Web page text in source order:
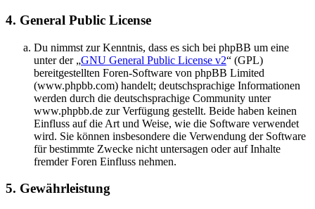
4. General Public License
Du nimmst zur Kenntnis, dass es sich bei phpBB um eine
unter der „GNU General Public License v2“ (GPL)
bereitgestellten Foren-Software von phpBB Limited
(www.phpbb.com) handelt; deutschsprachige Informationen
werden durch die deutschsprachige Community unter
www.phpbb.de zur Verfügung gestellt. Beide haben keinen
Einfluss auf die Art und Weise, wie die Software verwendet
wird. Sie können insbesondere die Verwendung der Software
für bestimmte Zwecke nicht untersagen oder auf Inhalte
fremder Foren Einfluss nehmen.
5. Gewährleistung